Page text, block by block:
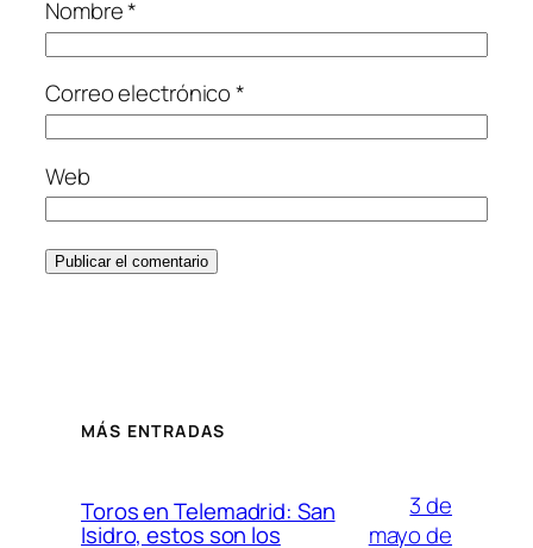
Nombre*
Correo electrónico*
Web
MÁS ENTRADAS
Toros en Telemadrid: San
Isidro, estos son los
3 de
mayo de